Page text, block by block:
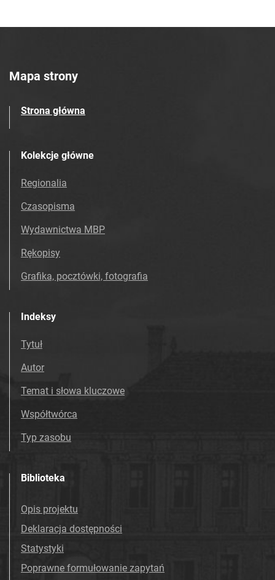
Mapa strony
Strona główna
Kolekcje główne
Regionalia
Czasopisma
Wydawnictwa MBP
Rękopisy
Grafika, pocztówki, fotografia
Indeksy
Tytuł
Autor
Temat i słowa kluczowe
Współtwórca
Typ zasobu
Biblioteka
Opis projektu
Deklaracja dostępności
Statystyki
Poprawne formułowanie zapytań